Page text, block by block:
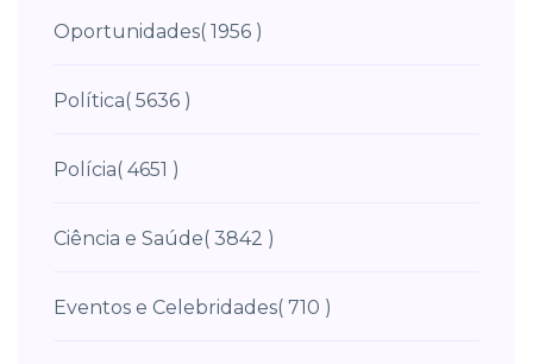
Oportunidades( 1956 )
Política( 5636 )
Polícia( 4651 )
Ciência e Saúde( 3842 )
Eventos e Celebridades( 710 )